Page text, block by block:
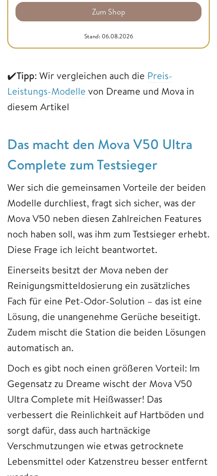
Zum Shop
Stand: 06.08.2026
✔️Tipp: Wir vergleichen auch die Preis-
Leistungs-Modelle von Dreame und Mova in
diesem Artikel
Das macht den Mova V50 Ultra
Complete zum Testsieger
Wer sich die gemeinsamen Vorteile der beiden
Modelle durchliest, fragt sich sicher, was der
Mova V50 neben diesen Zahlreichen Features
noch haben soll, was ihm zum Testsieger erhebt.
Diese Frage ich leicht beantwortet.
Einerseits besitzt der Mova neben der
Reinigungsmitteldosierung ein zusätzliches
Fach für eine Pet-Odor-Solution – das ist eine
Lösung, die unangenehme Gerüche beseitigt.
Zudem mischt die Station die beiden Lösungen
automatisch an.
Doch es gibt noch einen größeren Vorteil: Im
Gegensatz zu Dreame wischt der Mova V50
Ultra Complete mit Heißwasser! Das
verbessert die Reinlichkeit auf Hartböden und
sorgt dafür, dass auch hartnäckige
Verschmutzungen wie etwas getrocknete
Lebensmittel oder Katzenstreu besser entfernt